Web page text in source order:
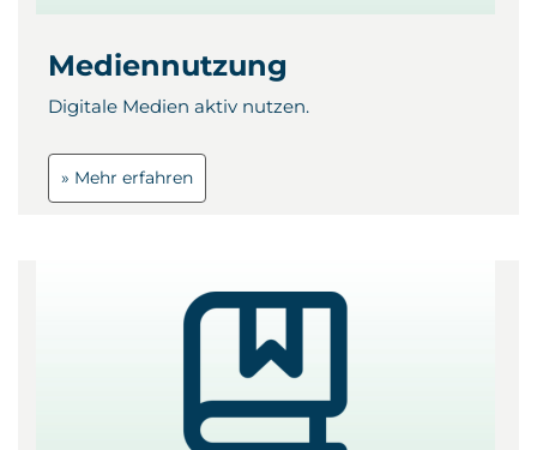
Mediennutzung
Digitale Medien aktiv nutzen.
» Mehr erfahren